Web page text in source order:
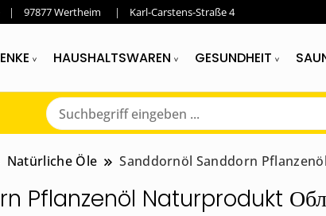
97877 Wertheim Karl-Carstens-Straße 4
HAUSHALTSWAREN GESUNDHEIT
Natürliche Öle Sanddornöl Sanddorn
Pflanzenöl Naturprodukt